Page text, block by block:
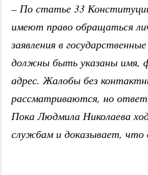
– По статье 33
имеют право обращаться
заявления в
должны быть указаны имя,
адрес. Жалобы без
рассматриваются, но
Пока Людмила Николаева
службам и доказывает, что